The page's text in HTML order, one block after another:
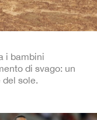
i bambini
di svago: un
sole.